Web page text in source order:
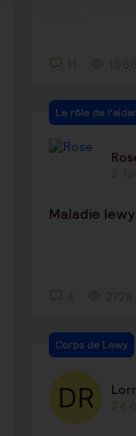
Le rôle de
Maladie lewy
Corps de Lewy